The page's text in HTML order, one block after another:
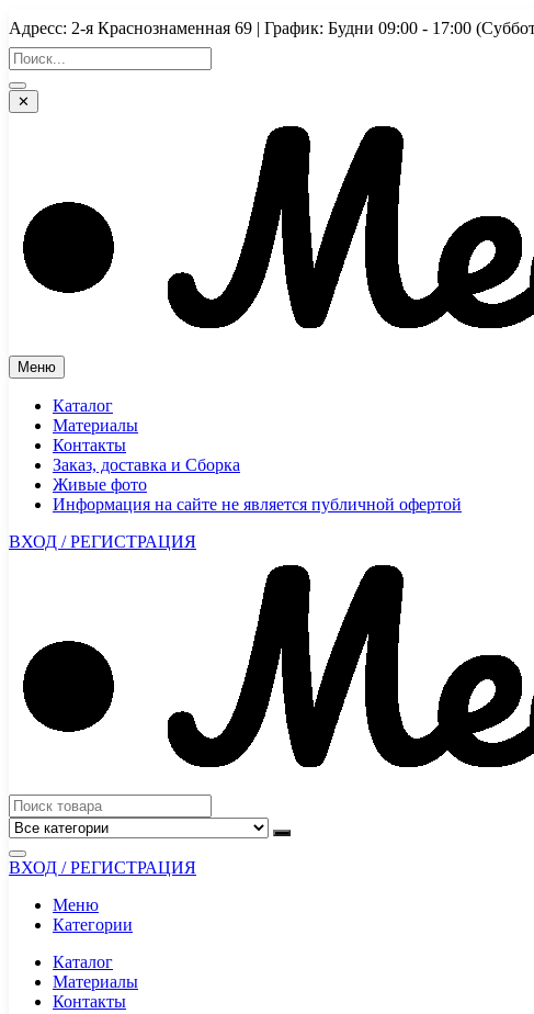
к
содержимому
Адресс: 2-я Краснознаменная 69 | График: Будни 09:00 - 17:00
✕
Меню
Каталог
Материалы
Контакты
Заказ, доставка и Сборка
Живые фото
Информация на сайте не является публичной офертой
ВХОД / РЕГИСТРАЦИЯ
ВХОД / РЕГИСТРАЦИЯ
Меню
Категории
Каталог
Материалы
Контакты